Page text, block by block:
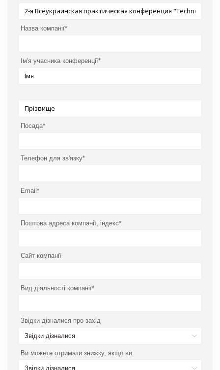
Назва компанії*
Ім'я учасника конференції*
Посада*
Телефон для зв'язку*
Email*
Поштова адреса компанії, індекс*
Сайт компанії
Вид діяльності компанії*
Звідки дізналися про захід
Звідки дізналися
Ви можете отримати знижку, якщо ви:
Звідки дізналися